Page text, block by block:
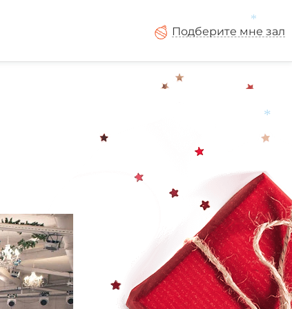
Подберите мне зал